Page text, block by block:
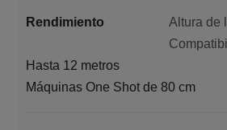
Rendimiento
Altura de
Hasta 12 metros
Máquinas One Shot de 80 cm